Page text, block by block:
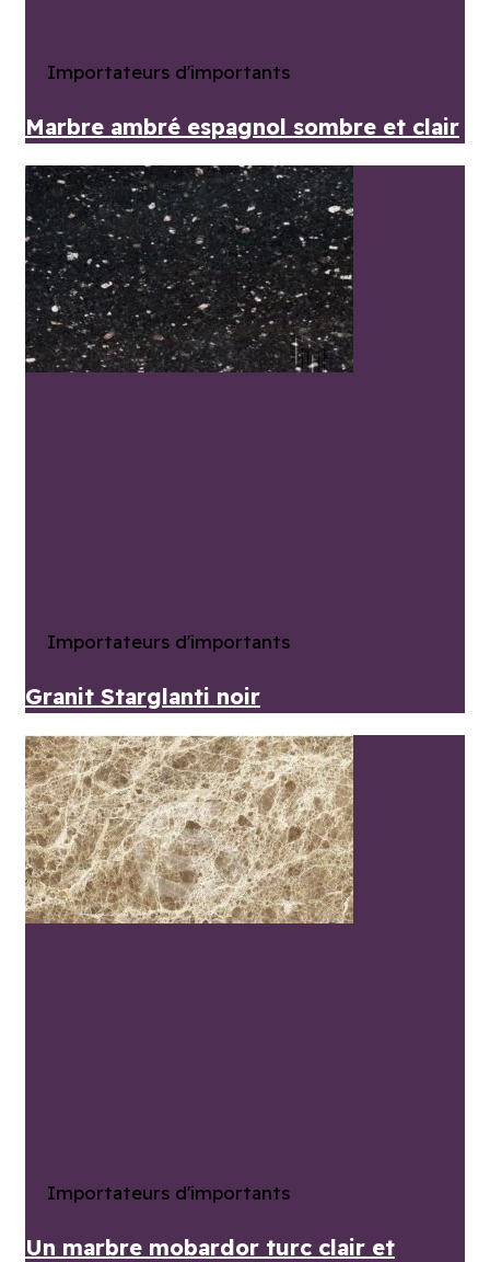
Importateurs d'importants
Marbre ambré espagnol sombre et clair
Importateurs d'importants
Granit Starglanti noir
Importateurs d'importants
Un marbre mobardor turc clair et